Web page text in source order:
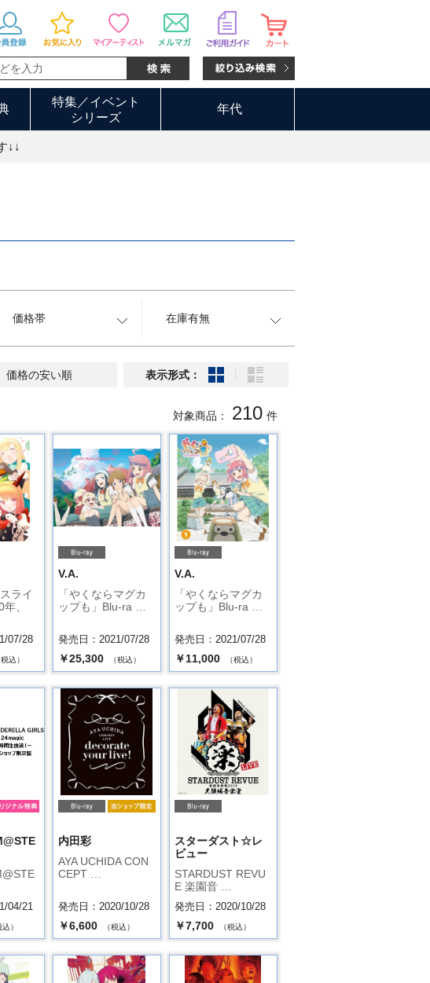
特集／イベント
シリーズ
年代
↓↓
価格帯 在庫有無
価格の安い順 表示形式：
対象商品： 210 件
ライ
、
07/28
税込）
V.A.
「やくならマグカ
ップも」Blu-ra …
発売日：2021/07/28
￥25,300 （税込）
V.A.
「やくならマグカ
ップも」Blu-ra …
発売日：2021/07/28
￥11,000 （税込）
04/21
込）
内田彩
AYA UCHIDA CON
CEPT …
発売日：2020/10/28
￥6,600 （税込）
スターダスト☆レ
ビュー
STARDUST REVU
E 楽園音 …
発売日：2020/10/28
￥7,700 （税込）